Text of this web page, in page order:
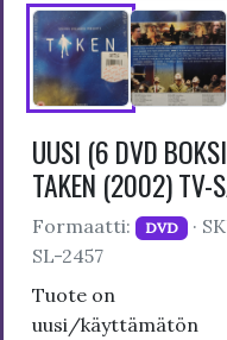
UUSI (6 DVD
TAKEN (2002) TV-
Formaatti: DVD ·
SL-2457
Tuote on
uusi/käyttämätön